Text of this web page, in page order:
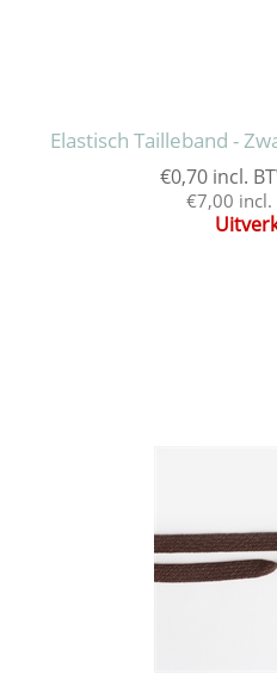
Elastisch Tailleband -
€0,70 incl.
€7,00 incl.